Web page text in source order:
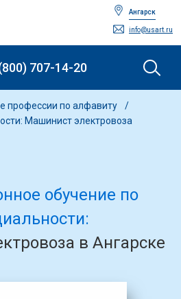
Ангарск
info@usart.ru
707-14-20
профессии по алфавиту
Машинист электровоза
обучение по
в Ангарске